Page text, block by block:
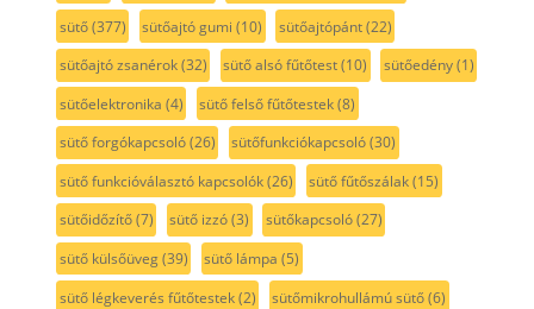
sütő(377) sütőajtó gumi (10) sütőajtópánt(22)
sütőajtó zsanérok(32) sütő alsó fűtőtest(10) sütőedény(1)
sütőelektronika (4) sütő felső fűtőtestek(8)
sütő forgókapcsoló(26) sütőfunkciókapcsoló(30)
sütő funkcióválasztó kapcsolók(26) sütő fűtőszálak(15)
sütőidőzítő(7) sütő izzó(3) sütőkapcsoló(27)
sütő külsőüveg(39) sütő lámpa (5)
sütő légkeverés fűtőtestek(2) sütőmikrohullámú sütő(6)